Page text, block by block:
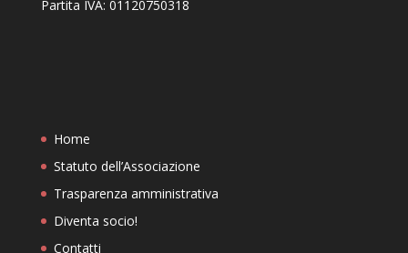
Partita IVA: 01120750318
Home
Statuto dell’Associazione
Trasparenza amministrativa
Diventa socio!
Contatti